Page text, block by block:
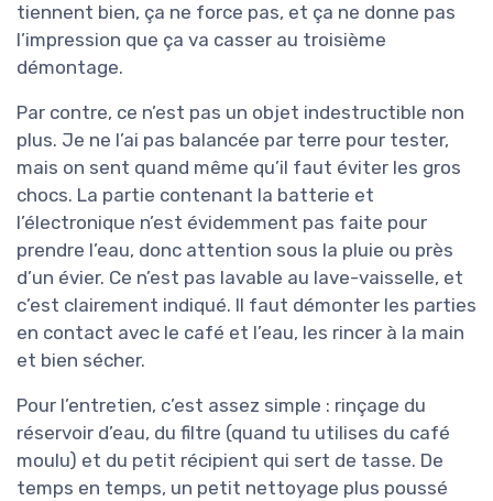
tiennent bien, ça ne force pas, et ça ne donne pas
l’impression que ça va casser au troisième
démontage.
Par contre, ce n’est pas un objet indestructible non
plus. Je ne l’ai pas balancée par terre pour tester,
mais on sent quand même qu’il faut éviter les gros
chocs. La partie contenant la batterie et
l’électronique n’est évidemment pas faite pour
prendre l’eau, donc attention sous la pluie ou près
d’un évier. Ce n’est pas lavable au lave-vaisselle, et
c’est clairement indiqué. Il faut démonter les parties
en contact avec le café et l’eau, les rincer à la main
et bien sécher.
Pour l’entretien, c’est assez simple : rinçage du
réservoir d’eau, du filtre (quand tu utilises du café
moulu) et du petit récipient qui sert de tasse. De
temps en temps, un petit nettoyage plus poussé